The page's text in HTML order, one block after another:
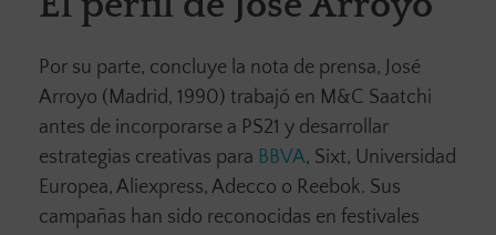
Por su parte, concluye la nota de prensa, José
Arroyo (Madrid, 1990) trabajó en M&C Saatchi
antes de incorporarse a PS21 y desarrollar
estrategias creativas para BBVA, Sixt, Universidad
Europea, Aliexpress, Adecco o Reebok. Sus
campañas han sido reconocidas en festivales